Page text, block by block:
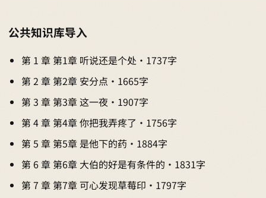
公共知识库导入
第 1 章 第1章 听说还是个处 · 1737字
第 2 章 第2章 安分点 · 1665字
第 3 章 第3章 这一夜 · 1907字
第 4 章 第4章 你把我弄疼了 · 1756字
第 5 章 第5章 是他下的药 · 1884字
第 6 章 第6章 大伯的好是有条件的 · 1831字
第 7 章 第7章 可心发现草莓印 · 1797字